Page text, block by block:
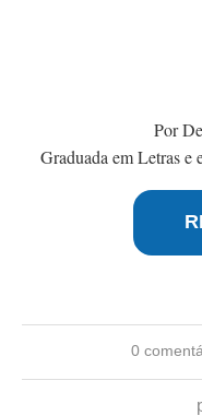
Por
Graduada em Letras e
0